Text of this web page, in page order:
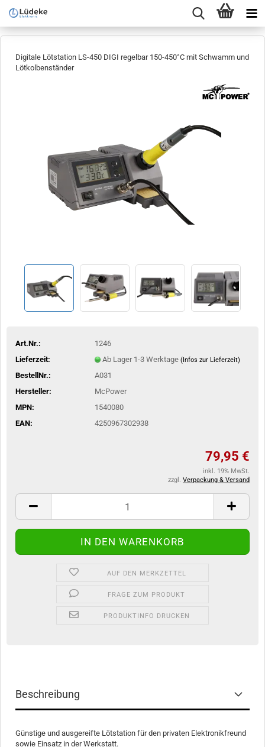
Digitale Lötstation LS-450 DIGI regelbar 150-450°C mit Schwamm und
Lötkolbenständer
Art.Nr.:
1246
Lieferzeit:
Ab Lager 1-3 Werktage (Infos zur Lieferzeit)
BestellNr.:
A031
Hersteller:
McPower
MPN:
1540080
EAN:
4250967302938
79,95 €
inkl. 19% MwSt.
zzgl. Verpackung & Versand
AUF DEN MERKZETTEL
FRAGE ZUM PRODUKT
PRODUKTINFO DRUCKEN
Beschreibung
Günstige und ausgereifte Lötstation für den privaten Elektronikfreund
sowie Einsatz in der Werkstatt.